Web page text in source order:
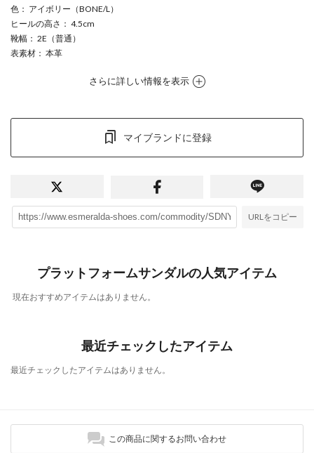
色 ： アイボリー（BONE/L）
ヒールの高さ ： 4.5cm
靴幅 ： 2E（普通）
表素材 ： 本革
さらに詳しい情報を表示
マイブランドに登録
URLをコピー
プラットフォームサンダルの人気アイテム
現在おすすめアイテムはありません。
最近チェックしたアイテム
最近チェックしたアイテムはありません。
この商品に関するお問い合わせ